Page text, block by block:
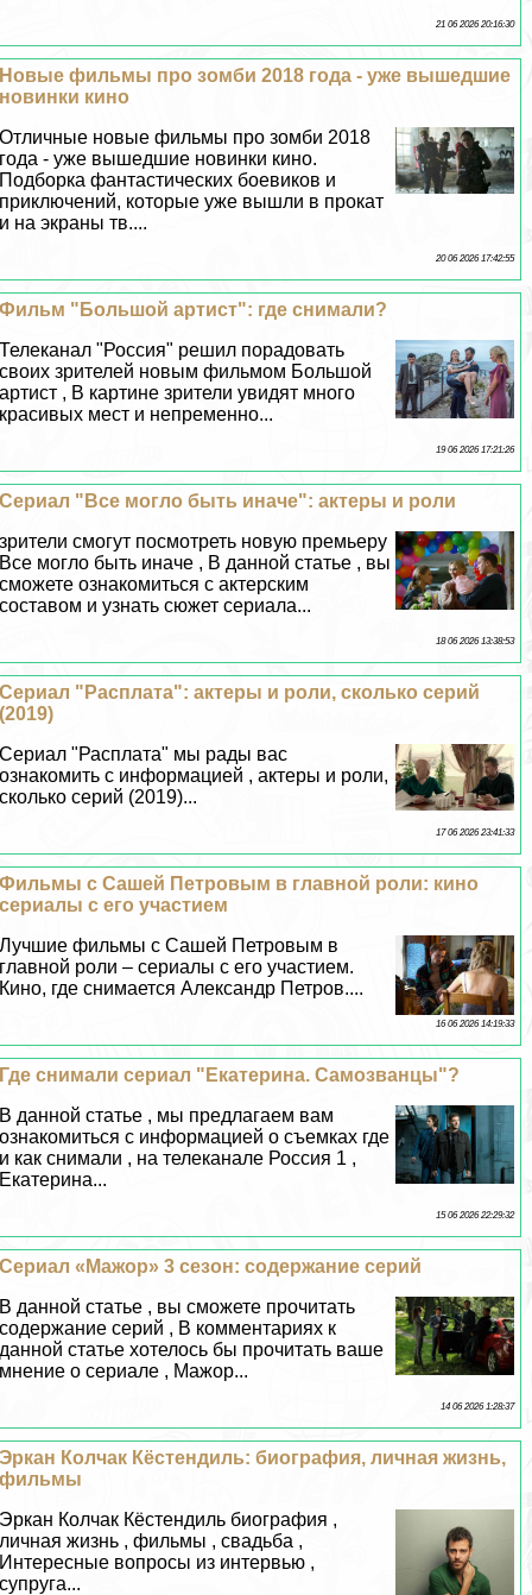
21 06 2026 20:16:30
Новые фильмы про зомби 2018 года - уже вышедшие
новинки кино
Отличные новые фильмы про зомби 2018
года - уже вышедшие новинки кино.
Подборка фантастических боевиков и
приключений, которые уже вышли в прокат
и на экраны тв....
20 06 2026 17:42:55
Фильм "Большой артист": где снимали?
Телеканал "Россия" решил порадовать
своих зрителей новым фильмом Большой
артист , В картине зрители увидят много
красивых мест и непременно...
19 06 2026 17:21:26
Сериал "Все могло быть иначе": актеры и роли
зрители смогут посмотреть новую премьеру
Все могло быть иначе , В данной статье , вы
сможете ознакомиться с актерским
составом и узнать сюжет сериала...
18 06 2026 13:38:53
Сериал "Расплата": актеры и роли, сколько серий
(2019)
Сериал "Расплата" мы рады вас
ознакомить с информацией , актеры и роли,
сколько серий (2019)...
17 06 2026 23:41:33
Фильмы с Сашей Петровым в главной роли: кино
сериалы с его участием
Лучшие фильмы с Сашей Петровым в
главной роли – сериалы с его участием.
Кино, где снимается Александр Петров....
16 06 2026 14:19:33
Где снимали сериал "Екатерина. Самозванцы"?
В данной статье , мы предлагаем вам
ознакомиться с информацией о съемках где
и как снимали , на телеканале Россия 1 ,
Екатерина...
15 06 2026 22:29:32
Сериал «Мажор» 3 сезон: содержание серий
В данной статье , вы сможете прочитать
содержание серий , В комментариях к
данной статье хотелось бы прочитать ваше
мнение о сериале , Мажор...
14 06 2026 1:28:37
Эркан Колчак Кёстендиль: биография, личная жизнь,
фильмы
Эркан Колчак Кёстендиль биография ,
личная жизнь , фильмы , свадьба ,
Интересные вопросы из интервью ,
супруга...